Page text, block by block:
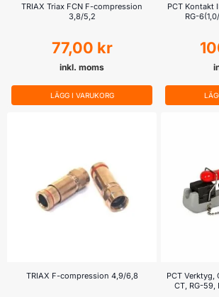
TRIAX Triax FCN F-compression
3,8/5,2
77,00 kr
inkl. moms
LÄGG I VARUKORG
PCT Kontakt
RG-
TRIAX F-compression 4,9/6,8
PCT Verktyg,
CT, RG-59,